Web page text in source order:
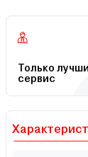
Только
сервис